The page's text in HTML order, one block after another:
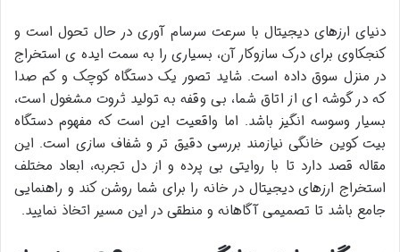
دنیای ارزهای دیجیتال با سرعت سرسام آوری در حال تحول است و
کنجکاوی برای درک سازوکار آن، بسیاری را به سمت ایده ی استخراج
در منزل سوق داده است. شاید تصور یک دستگاه کوچک و کم صدا
که در گوشه ای از اتاق شما، بی وقفه به تولید ثروت مشغول است،
بسیار وسوسه انگیز باشد. اما واقعیت این است که مفهوم دستگاه
بیت کوین خانگی نیازمند بررسی دقیق تر و شفاف سازی است. این
مقاله قصد دارد تا با روایتی بی پرده و از دل تجربه، ابعاد مختلف
استخراج ارزهای دیجیتال در خانه را برای شما روشن کند و راهنمایی
جامع باشد تا تصمیمی آگاهانه و منطقی در این مسیر اتخاذ نمایید.